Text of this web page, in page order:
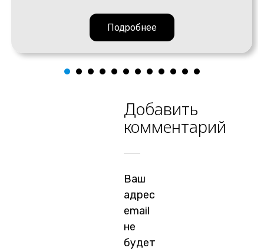
Подробнее
Добавить
комментарий
Ваш
адрес
email
не
будет